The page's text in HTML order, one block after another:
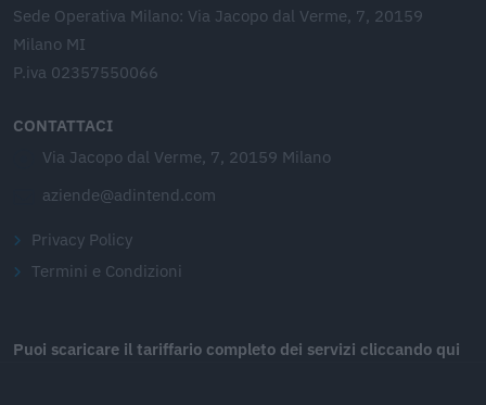
Sede Operativa Milano: Via Jacopo dal Verme, 7, 20159
Milano MI
P.iva 02357550066
CONTATTACI
Via Jacopo dal Verme, 7, 20159 Milano
aziende@adintend.com
Privacy Policy
Termini e Condizioni
Puoi scaricare il tariffario completo dei servizi cliccando qui